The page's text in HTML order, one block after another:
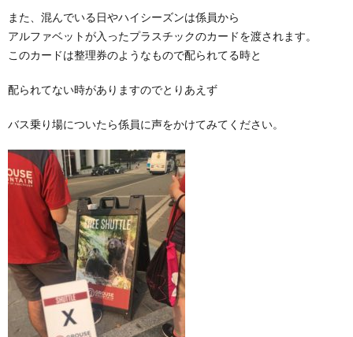
また、混んでいる日やハイシーズンは係員から
アルファベットが入ったプラスチックのカードを渡されます。
このカードは整理券のようなもので配られてる時と
配られてない時がありますのでとりあえず
バス乗り場についたら係員に声をかけてみてください。